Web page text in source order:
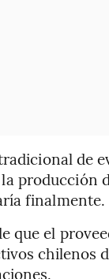
de
producción
finalmente.
que el
chilenos